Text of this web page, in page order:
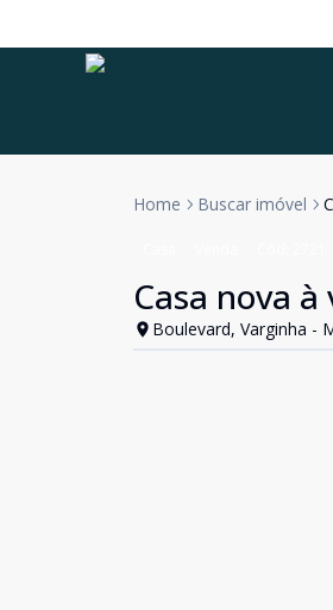
Home Buscar imóvel
Casa nova
Boulevard, Varginha -